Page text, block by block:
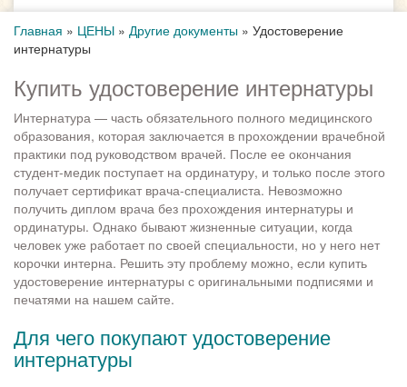
Главная » ЦЕНЫ » Другие документы » Удостоверение
интернатуры
Купить удостоверение интернатуры
Интернатура — часть обязательного полного медицинского
образования, которая заключается в прохождении врачебной
практики под руководством врачей. После ее окончания
студент-медик поступает на ординатуру, и только после этого
получает сертификат врача-специалиста. Невозможно
получить диплом врача без прохождения интернатуры и
ординатуры. Однако бывают жизненные ситуации, когда
человек уже работает по своей специальности, но у него нет
корочки интерна. Решить эту проблему можно, если купить
удостоверение интернатуры с оригинальными подписями и
печатями на нашем сайте.
Для чего покупают удостоверение
интернатуры